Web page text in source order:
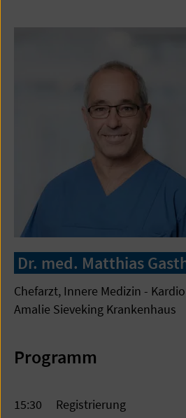
Dr. med. Matthias
Chefarzt, Innere Medizin -
Amalie Sieveking Krankenhaus
Programm
15:30 Registrierung